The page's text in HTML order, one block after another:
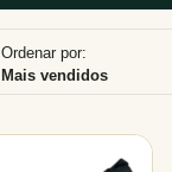
Ordenar por:
Mais vendidos